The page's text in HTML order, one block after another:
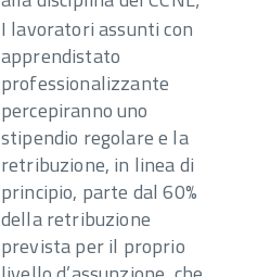
I lavoratori assunti con
apprendistato
professionalizzante
percepiranno uno
stipendio regolare e la
retribuzione, in linea di
principio, parte dal 60%
della retribuzione
prevista per il proprio